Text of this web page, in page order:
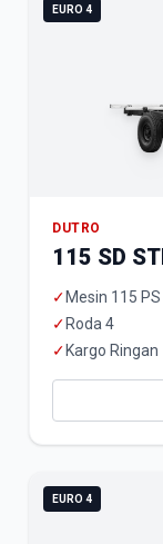
EURO 4
DUTRO
115 SD
✓ Mesin 115
✓ Roda 4
✓ Kargo Ringan
EURO 4